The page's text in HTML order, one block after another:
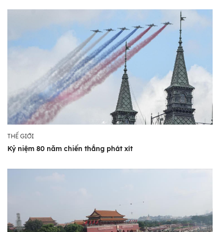
THẾ GIỚI
Kỷ niệm 80 năm chiến thắng phát xít